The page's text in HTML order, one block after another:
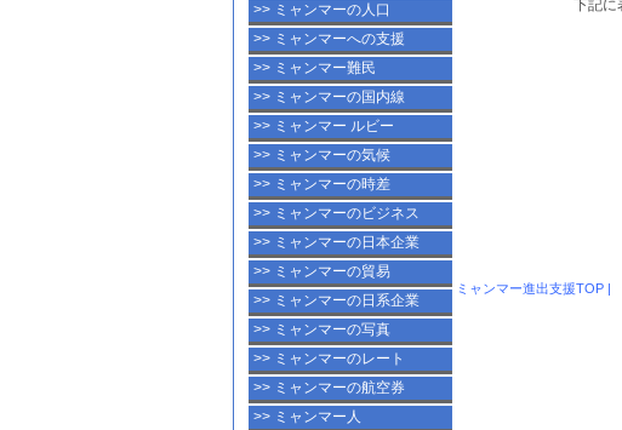
>> ミャンマーの人口
>> ミャンマーへの支援
>> ミャンマー難民
>> ミャンマーの国内線
>> ミャンマー ルビー
>> ミャンマーの気候
>> ミャンマーの時差
>> ミャンマーのビジネス
>> ミャンマーの日本企業
>> ミャンマーの貿易
>> ミャンマーの日系企業
>> ミャンマーの写真
>> ミャンマーのレート
>> ミャンマーの航空券
>> ミャンマー人
ミャンマー進出支援TOP|